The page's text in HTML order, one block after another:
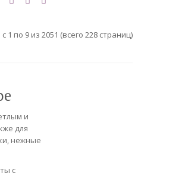
1 по 9 из 2051 (всего 228 страниц)
и
для
нежные
с